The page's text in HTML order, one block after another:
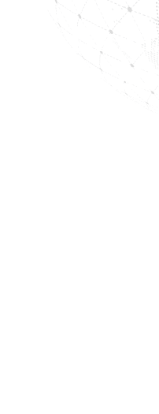
—
за файлами
non bis in
Отримати